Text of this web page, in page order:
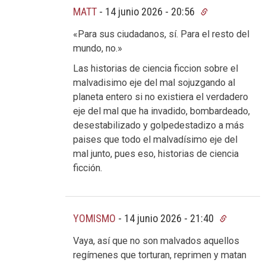
MATT - 14 junio 2026 - 20:56
«Para sus ciudadanos, sí. Para el resto del
mundo, no.»
Las historias de ciencia ficcion sobre el
malvadisimo eje del mal sojuzgando al
planeta entero si no existiera el verdadero
eje del mal que ha invadido, bombardeado,
desestabilizado y golpedestadizo a más
paises que todo el malvadísimo eje del
mal junto, pues eso, historias de ciencia
ficción.
YOMISMO - 14 junio 2026 - 21:40
Vaya, así que no son malvados aquellos
regímenes que torturan, reprimen y matan